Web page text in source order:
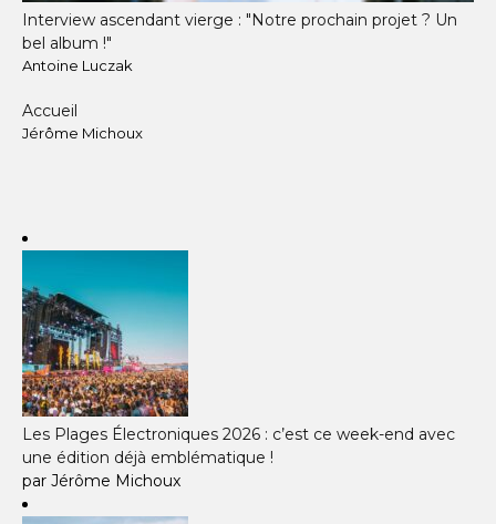
Interview ascendant vierge : "Notre prochain projet ? Un
bel album !"
Antoine Luczak
Accueil
Jérôme Michoux
Les Plages Électroniques 2026 : c’est ce week-end avec
une édition déjà emblématique !
par Jérôme Michoux